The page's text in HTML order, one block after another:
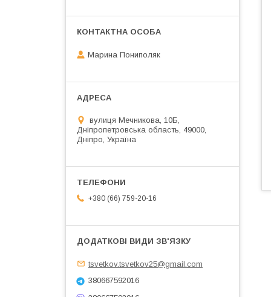
Марина Пониполяк
вулиця Мечникова, 10Б,
Дніпропетровська область, 49000,
Дніпро, Україна
+380 (66) 759-20-16
tsvetkov.tsvetkov25@gmail.com
380667592016